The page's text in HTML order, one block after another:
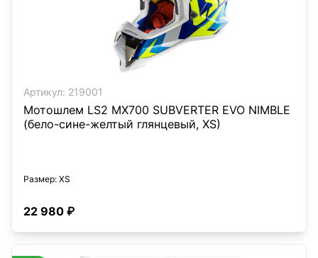
Артикул: 219001
Мотошлем LS2 MX700 SUBVERTER EVO NIMBLE
(бело-сине-желтый глянцевый, XS)
Размер: XS
22 980 ₽